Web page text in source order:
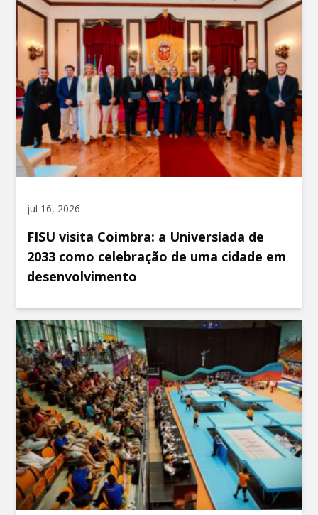
jul 16, 2026
FISU visita Coimbra: a Universíada de
2033 como celebração de uma cidade em
desenvolvimento